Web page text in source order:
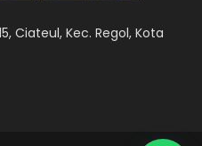
Ciateul, Kec. Regol, Kota